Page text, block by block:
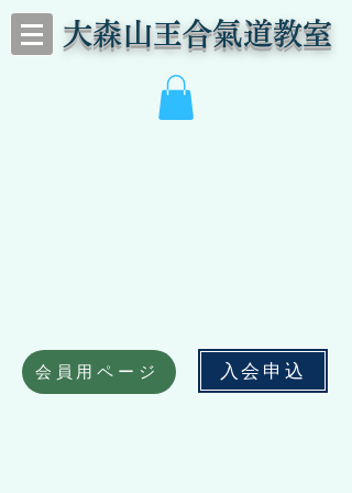
​大森山王合氣道教室
会員用ページ 入会申込